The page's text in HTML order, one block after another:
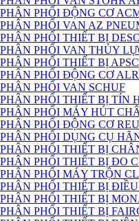
PHÂN PHỐI ĐỘNG CƠ
PHÂN PHỐI VAN AZ
PHÂN PHỐI THIẾT BỊ
PHÂN PHỐI VAN THỦY
PHÂN PHỐI THIẾT BỊ
PHÂN PHỐI ĐỘNG CƠ
PHÂN PHỐI VAN SCHUF
PHÂN PHỐI THIẾT BỊ TÍN
PHÂN PHỐI MÁY HÚT
PHÂN PHỐI ĐỘNG CƠ
PHÂN PHỐI DỤNG CỤ
PHÂN PHỐI THIẾT BỊ
PHÂN PHỐI THIẾT BỊ ĐO
PHÂN PHỐI MÁY TRỘN
PHÂN PHỐI THIẾT BỊ
PHÂN PHỐI THIẾT BỊ
PHÂN PHỐI THIẾT BỊ